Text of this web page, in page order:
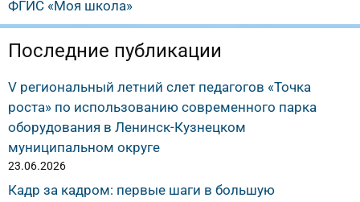
ФГИС «Моя школа»
Последние публикации
V региональный летний слет педагогов «Точка
роста» по использованию современного парка
оборудования в Ленинск-Кузнецком
муниципальном округе
23.06.2026
Кадр за кадром: первые шаги в большую